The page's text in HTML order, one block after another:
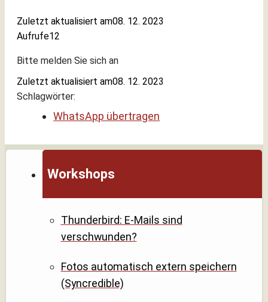
Workshops
Thunderbird: E-Mails sind
verschwunden?
Fotos automatisch extern speichern
(Syncredible)
Zuletzt aktualisiert am08. 12. 2023
Aufrufe12
Bitte melden Sie sich an
Zuletzt aktualisiert am08. 12. 2023
Schlagwörter:
WhatsApp übertragen